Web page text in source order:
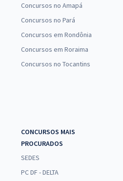
Concursos no Amapá
Concursos no Pará
Concursos em Rondônia
Concursos em Roraima
Concursos no Tocantins
CONCURSOS MAIS
PROCURADOS
SEDES
PC DF - DELTA